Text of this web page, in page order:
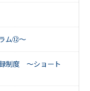
ム⑫～
制度 ～ショート